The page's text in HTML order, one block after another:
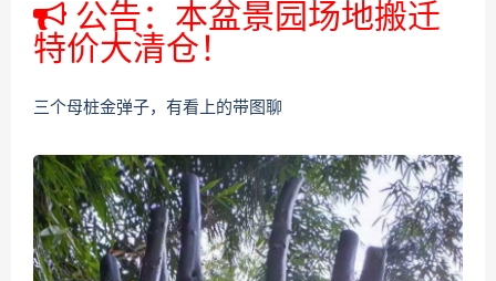
公告：本盆景园场地搬迁
特价大清仓！
三个母桩金弹子，有看上的带图聊